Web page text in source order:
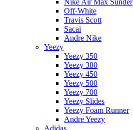
Nike Air Max Sunder
Off-White
Travis Scott
Sacai
Andre Nike
Yeezy
Yeezy 350
Yeezy 380
Yeezy 450
Yeezy 500
Yeezy 700
Yeezy Slides
Yeezy Foam Runner
Andre Yeezy